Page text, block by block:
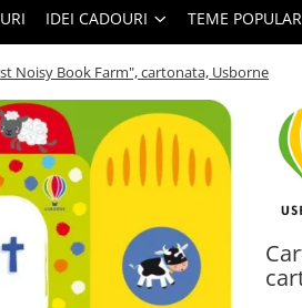
IDEI CADOURI TEME
Noisy Book Farm", cartonata, Usborne